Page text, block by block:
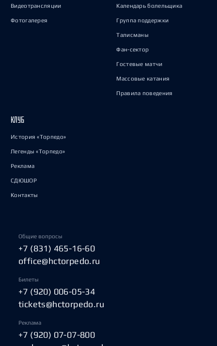
Видеотрансляции
Фотогалерея
Календарь болельщика
Группа поддержки
Талисманы
Фан-сектор
Гостевые матчи
Массовые катания
Правила поведения
КЛУБ
История «Торпедо»
Легенды «Торпедо»
Реклама
СДЮШОР
Контакты
Общие вопросы
+7 (831) 465-16-60
office@hctorpedo.ru
Билеты
+7 (920) 006-05-34
tickets@hctorpedo.ru
Реклама
+7 (920) 07-07-800